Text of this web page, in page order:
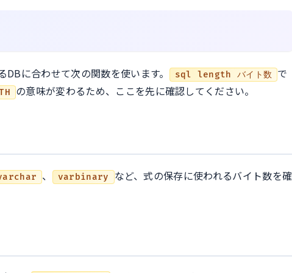
に合わせて次の関数を使います。 sql length バイト数
で
の意味が変わるため、ここを先に確認してください。
、 varbinary
など、式の保存に使われるバイト数を確